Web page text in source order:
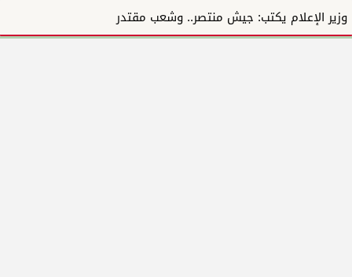
وزير الإعلام يكتب: جيش منتصر.. وشعب مقتدر